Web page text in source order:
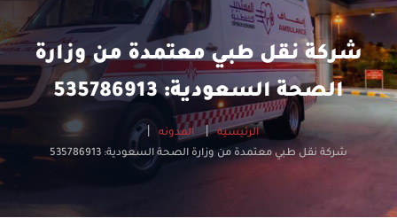
شركة نقل طبي معتمدة من وزارة
الصحة السعودية: 535786913
الرئيسية
المدونه
شركة نقل طبي معتمدة من وزارة الصحة السعودية: 535786913